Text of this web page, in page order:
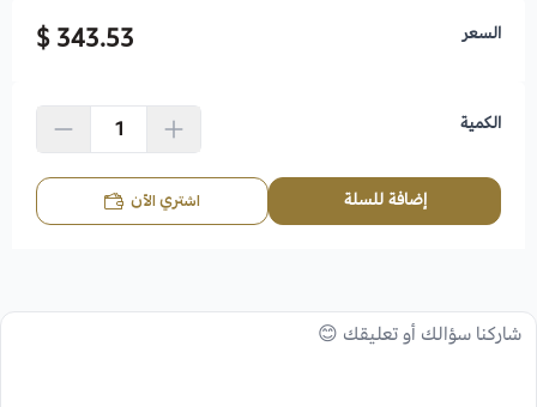
السعر 343.53 $
الكمية
إضافة للسلة اشتري الآن